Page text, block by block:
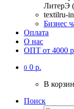
ЛитерЭ
textilru-
Бизнес
Оплата
О нас
ОПТ от 4000
0 0 р.
В
Поиск